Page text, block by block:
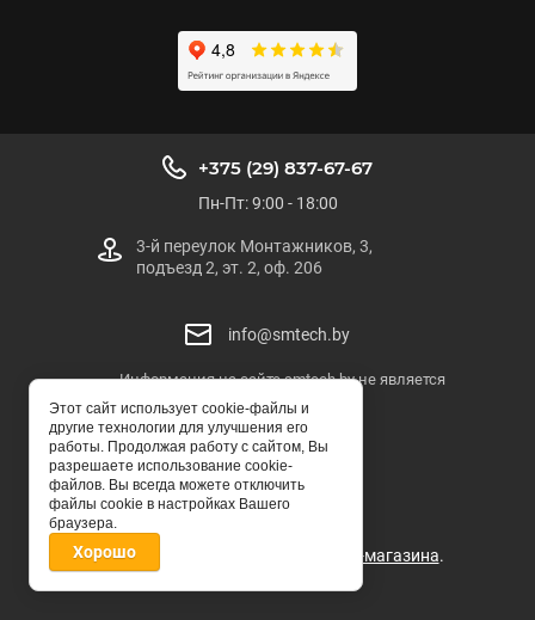
SMTECH.BY
© ООО "СМТЕХ-БЕЛ"
+375 (29) 837-67-67
Пн-Пт: 9:00 - 18:00
3-й переулок Монтажников, 3,
подъезд 2, эт. 2, оф. 206
info@smtech.by
Информация на сайте smtech.by не является
публичной офертой
Мegagroup.by - создание интернет-магазина.
Этот сайт использует cookie-файлы и
другие технологии для улучшения его
работы. Продолжая работу с сайтом, Вы
разрешаете использование cookie-
файлов. Вы всегда можете отключить
файлы cookie в настройках Вашего
браузера.
Хорошо